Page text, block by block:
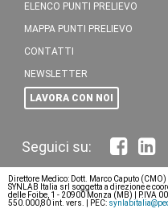
ELENCO PUNTI PRELIEVO
MAPPA PUNTI PRELIEVO
CONTATTI
NEWSLETTER
LAVORA CON NOI
Direttore Medico: Dott. Marco Caputo (CMO)
SYNLAB Italia srl soggetta a direzione e
delle Foibe, 1 - 20900 Monza (MB) | P.IVA
550.000,80 int. vers. | PEC: